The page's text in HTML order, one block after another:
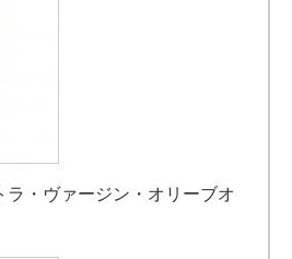
ラ・ヴァージン・オリーブオ